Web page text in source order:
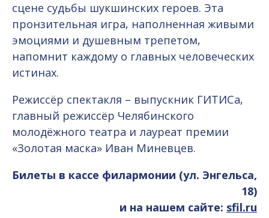
сцене судьбы шукшинских героев. Эта
пронзительная игра, наполненная живыми
эмоциями и душевным трепетом,
напомнит каждому о главных человеческих
истинах.
Режиссёр спектакля – выпускник ГИТИСа,
главный режиссёр Челябинского
молодёжного театра и лауреат премии
«Золотая маска» Иван Миневцев.
Билеты в кассе филармонии (ул. Энгельса,
18)
и на нашем сайте: sfil.ru